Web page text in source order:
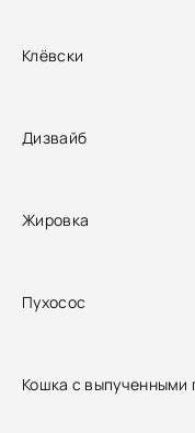
Клёвски
Дизвайб
Жировка
Пухосос
Кошка с выпученными